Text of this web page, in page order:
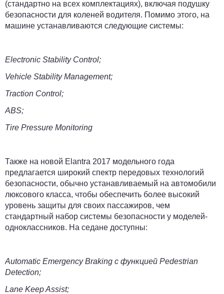
(стандартно на всех комплектациях), включая подушку
безопасности для коленей водителя. Помимо этого, на
машине устанавливаются следующие системы:
Electronic Stability Control;
Vehicle Stability Management;
Traction Control;
ABS;
Tire Pressure Monitoring
Также на новой Elantra 2017 модельного года
предлагается широкий спектр передовых технологий
безопасности, обычно устанавливаемый на автомобили
люксового класса, чтобы обеспечить более высокий
уровень защиты для своих пассажиров, чем
стандартный набор системы безопасности у моделей-
одноклассников. На седане доступны:
Automatic Emergency Braking с функцией Pedestrian
Detection;
Lane Keep Assist;